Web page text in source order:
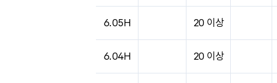
6.05H 20 이상
6.04H 20 이상